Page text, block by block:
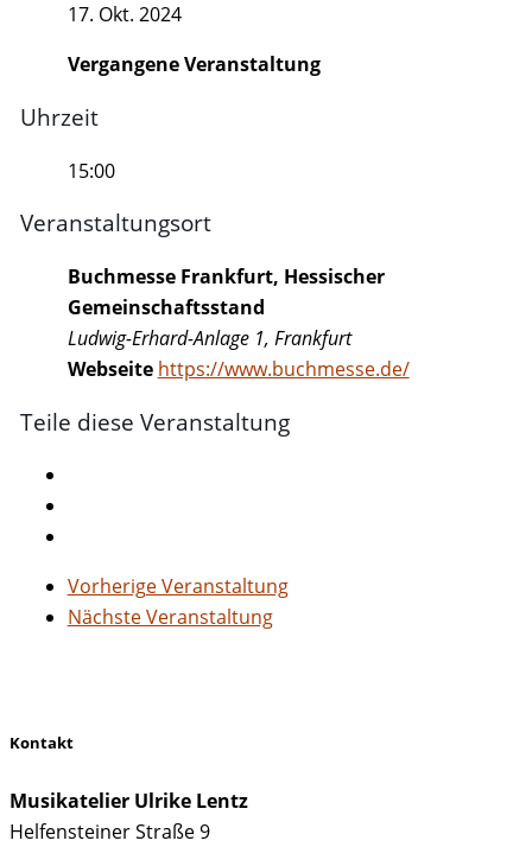
17. Okt. 2024
Vergangene Veranstaltung
Uhrzeit
15:00
Veranstaltungsort
Buchmesse Frankfurt, Hessischer
Gemeinschaftsstand
Ludwig-Erhard-Anlage 1, Frankfurt
Webseite https://www.buchmesse.de/
Teile diese Veranstaltung
Vorherige Veranstaltung
Nächste Veranstaltung
Kontakt
Musikatelier Ulrike Lentz
Helfensteiner Straße 9